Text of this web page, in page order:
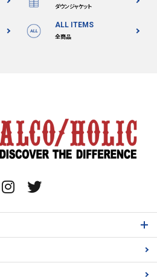
ダウンジャケット
ALL ITEMS
全商品